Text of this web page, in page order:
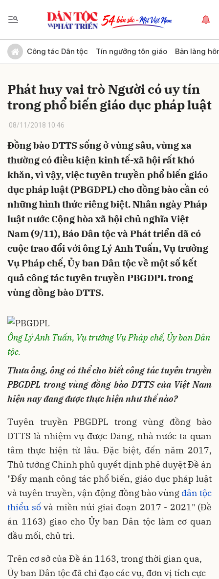
Công tác Dân tộc Tín ngưỡng tôn giáo Bản làng
Phát huy vai trò Người có uy tín
trong phổ biến giáo dục pháp luật
08/11/2018 10:46
Đồng bào DTTS sống ở vùng sâu, vùng xa
thường có điều kiện kinh tế-xã hội rất khó
khăn, vì vậy, việc tuyên truyền phổ biến giáo
dục pháp luật (PBGDPL) cho đồng bào cần có
những hình thức riêng biệt. Nhân ngày Pháp
luật nước Cộng hòa xã hội chủ nghĩa Việt
Nam (9/11), Báo Dân tộc và Phát triển đã có
cuộc trao đổi với ông Lý Anh Tuấn, Vụ trưởng
Vụ Pháp chế, Ủy ban Dân tộc về một số kết
quả công tác tuyên truyền PBGDPL trong
vùng đồng bào DTTS.
Ông Lý Anh Tuấn, Vụ trưởng Vụ Pháp chế, Ủy ban Dân
tộc.
Thưa ông, ông có thể cho biết công tác tuyên truyền
PBGDPL trong vùng đồng bào DTTS của Việt Nam
hiện nay đang được thực hiện như thế nào?
Tuyên truyền PBGDPL trong vùng đồng bào
DTTS là nhiệm vụ được Đảng, nhà nước ta quan
tâm thực hiện từ lâu. Đặc biệt, đến năm 2017,
Thủ tướng Chính phủ quyết định phê duyệt Đề án
"Đẩy mạnh công tác phổ biến, giáo dục pháp luật
và tuyên truyền, vận động đồng bào vùng dân tộc
thiểu sốvà miền núi giai đoạn 2017 - 2021" (Đề
án 1163) giao cho Ủy ban Dân tộc làm cơ quan
đầu mối, chủ trì.
Trên cơ sở của Đề án 1163, trong thời gian qua,
Ủy ban Dân tộc đã chỉ đạo các vụ, đơn vị tích cực
Gửi bình luận
Hủy Gửi